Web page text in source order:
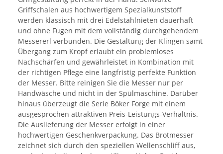
Griffschalen aus hochwertigem Spezialkunststoff
werden klassisch mit drei Edelstahlnieten dauerhaft
und ohne Fugen mit dem vollständig durchgehendem
Messererl verbunden. Die Gestaltung der Klingen samt
Übergang zum Kropf erlaubt ein problemloses
Nachschärfen und gewährleistet in Kombination mit
der richtigen Pflege eine langfristig perfekte Funktion
der Messer. Bitte reinigen Sie die Messer nur per
Handwäsche und nicht in der Spülmaschine. Darüber
hinaus überzeugt die Serie Böker Forge mit einem
ausgesprochen attraktiven Preis-Leistungs-Verhältnis.
Die Auslieferung der Messer erfolgt in einer
hochwertigen Geschenkverpackung. Das Brotmesser
zeichnet sich durch den speziellen Wellenschliff aus,